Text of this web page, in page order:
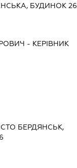
БУДИНОК 26
- КЕРІВНИК
БЕРДЯНСЬК,